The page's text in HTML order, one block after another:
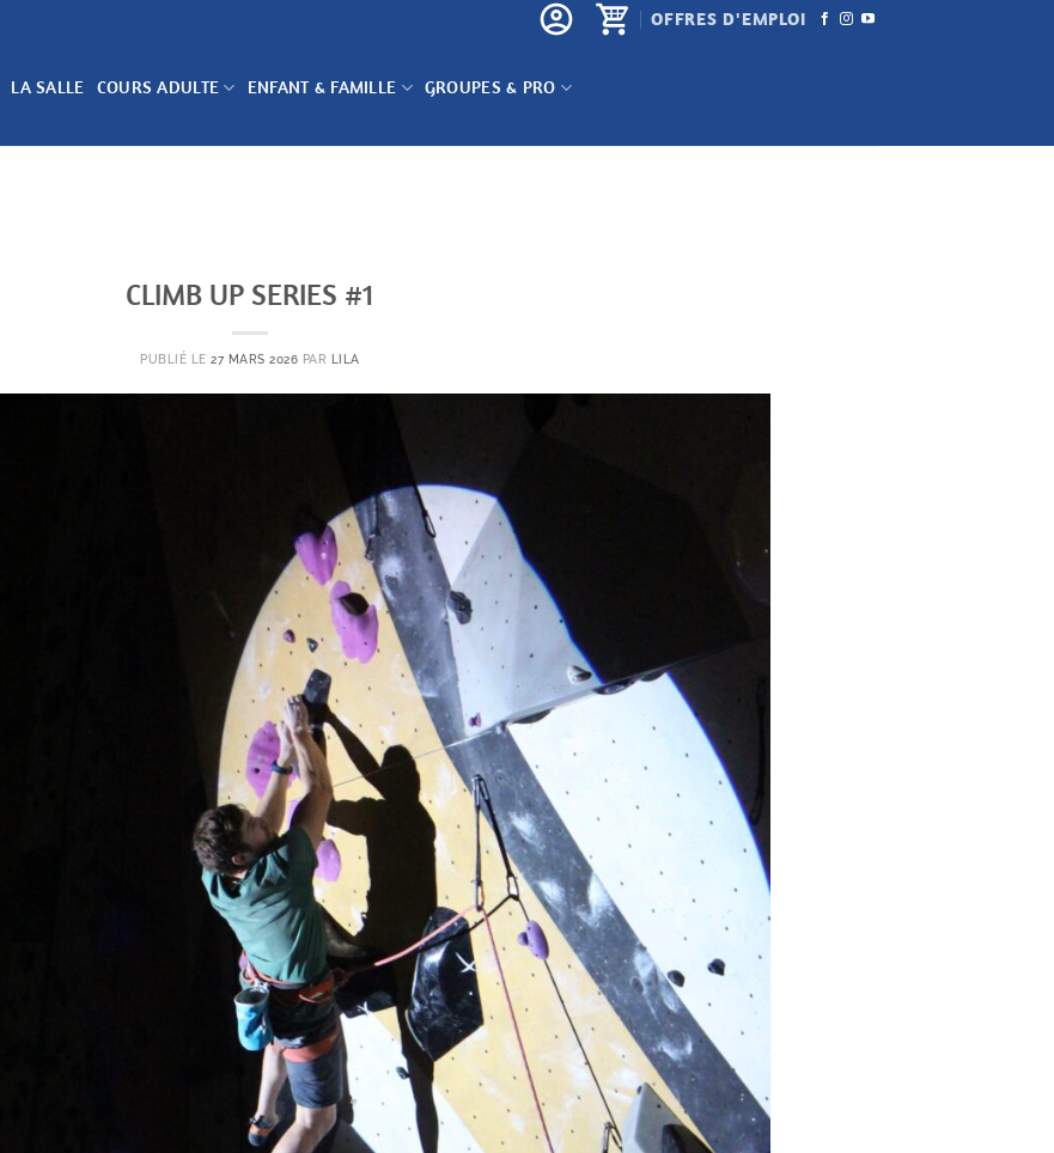
OFFRES D'EMPLOI
LA SALLE COURS ADULTE ENFANT & FAMILLE GROUPES & PRO
CLIMB UP SERIES #1
PUBLIÉ LE27 MARS 2026 PAR LILA